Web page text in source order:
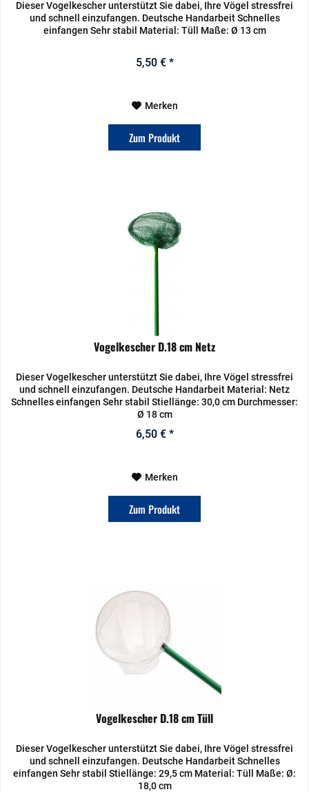
Dieser Vogelkescher unterstützt Sie dabei, Ihre Vögel stressfrei
und schnell einzufangen. Deutsche Handarbeit Schnelles
einfangen Sehr stabil Material: Tüll Maße: Ø 13 cm
5,50 € *
Merken
Zum Produkt
Vogelkescher D.18 cm Netz
Dieser Vogelkescher unterstützt Sie dabei, Ihre Vögel stressfrei
und schnell einzufangen. Deutsche Handarbeit Material: Netz
Schnelles einfangen Sehr stabil Stiellänge: 30,0 cm Durchmesser:
Ø 18 cm
6,50 € *
Merken
Zum Produkt
Vogelkescher D.18 cm Tüll
Dieser Vogelkescher unterstützt Sie dabei, Ihre Vögel stressfrei
und schnell einzufangen. Deutsche Handarbeit Schnelles
einfangen Sehr stabil Stiellänge: 29,5 cm Material: Tüll Maße: Ø:
18,0 cm